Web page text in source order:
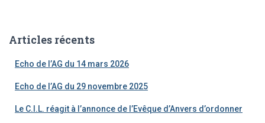
rArticles récents
Echo de l’AG du 14 mars 2026
Echo de l’AG du 29 novembre 2025
Le C.I.L. réagit à l’annonce de l’Evêque d’Anvers d’ordonner